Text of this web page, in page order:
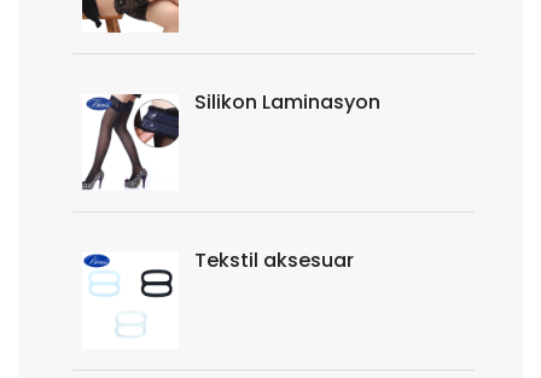
Silikon Laminasyon
Tekstil aksesuar